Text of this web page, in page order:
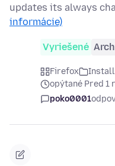
updates its always
informácie)
Vyriešené
Firefox
opýtané Pred 1
poko0001